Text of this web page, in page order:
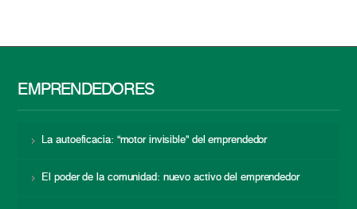
EMPRENDEDORES
La autoeficacia: “motor invisible” del emprendedor
El poder de la comunidad: nuevo activo del emprendedor